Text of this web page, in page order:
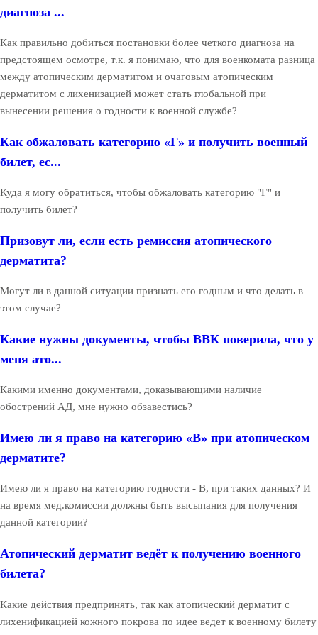
диагноза ...
Как правильно добиться постановки более четкого диагноза на
предстоящем осмотре, т.к. я понимаю, что для военкомата разница
между атопическим дерматитом и очаговым атопическим
дерматитом с лихенизацией может стать глобальной при
вынесении решения о годности к военной службе?
Как обжаловать категорию «Г» и получить военный
билет, ес...
Куда я могу обратиться, чтобы обжаловать категорию "Г" и
получить билет?
Призовут ли, если есть ремиссия атопического
дерматита?
Могут ли в данной ситуации признать его годным и что делать в
этом случае?
Какие нужны документы, чтобы ВВК поверила, что у
меня ато...
Какими именно документами, доказывающими наличие
обострений АД, мне нужно обзавестись?
Имею ли я право на категорию «В» при атопическом
дерматите?
Имею ли я право на категорию годности - В, при таких данных? И
на время мед.комиссии должны быть высыпания для получения
данной категории?
Атопический дерматит ведёт к получению военного
билета?
Какие действия предпринять, так как атопический дерматит с
лихенификацией кожного покрова по идее ведет к военному билету